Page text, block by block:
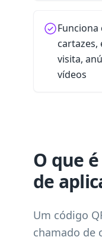
cartazes,
visita,
vídeos
O que
de
Um código
chamado de